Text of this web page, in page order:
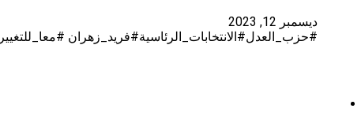
ديسمبر 12, 2023
#حزب_العدل#الانتخابات_الرئاسية#فريد_زهران